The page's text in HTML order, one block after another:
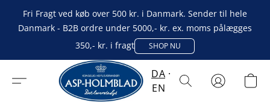
Fri Fragt ved køb over 500 kr. i Danmark. Sender til hele
Danmark - B2B ordre under 5000,- kr. ex. moms pålægges
350,- kr. i fragt
SHOP NU
DA
EN